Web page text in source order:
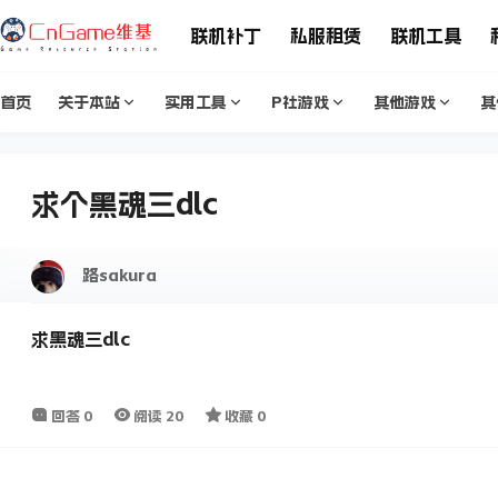
联机补丁 私服租赁 联机工具
首页 关于本站 实用工具 P社游戏 其他游戏
求个黑魂三dlc
路sakura
求黑魂三dlc
回答 0 阅读 20 收藏 0